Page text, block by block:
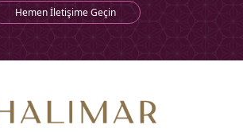
Hemen İletişime Geçin